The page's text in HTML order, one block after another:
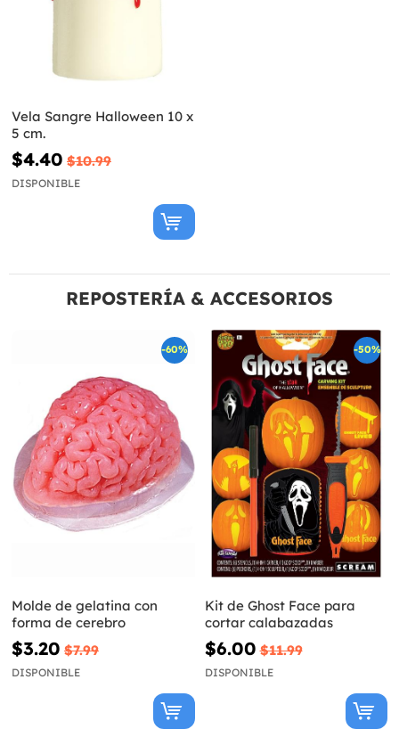
Vela Sangre Halloween 10 x
5 cm.
$4.40 $10.99
DISPONIBLE
REPOSTERÍA & ACCESORIOS
-60%
Molde de gelatina con
forma de cerebro
$3.20 $7.99
DISPONIBLE
-50%
Kit de Ghost Face para
cortar calabazadas
$6.00 $11.99
DISPONIBLE